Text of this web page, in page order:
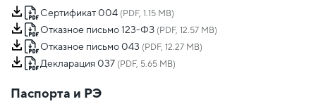
Сертификат 004 (PDF, 1.15 MB)
Отказное письмо 123-ФЗ (PDF, 12.57 MB)
Отказное письмо 043 (PDF, 12.27 MB)
Декларация 037 (PDF, 5.65 MB)
Паспорта и РЭ